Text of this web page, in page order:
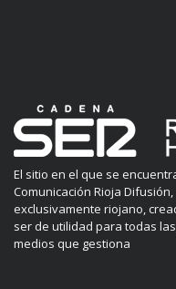
El sitio en el que se
Comunicación Rioja
exclusivamente riojano,
ser de utilidad para todas
medios que gestiona